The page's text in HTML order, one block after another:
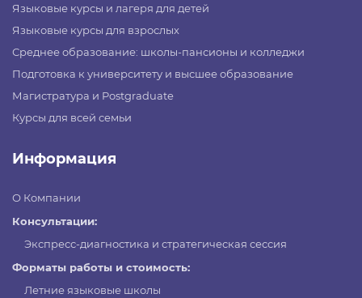
Языковые курсы и лагеря для детей
Языковые курсы для взрослых
Среднее образование: школы-пансионы и колледжи
Подготовка к университету и высшее образование
Магистратура и Postgraduate
Курсы для всей семьи
Информация
О Компании
Консультации:
Экспресс-диагностика и стратегическая сессия
Форматы работы и стоимость:
Летние языковые школы